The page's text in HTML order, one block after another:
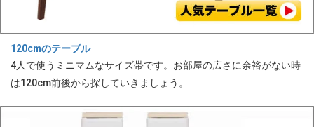
120cmのテーブル
4人で使うミニマムなサイズ帯です。お部屋の広さに余裕がない時
は120cm前後から探していきましょう。